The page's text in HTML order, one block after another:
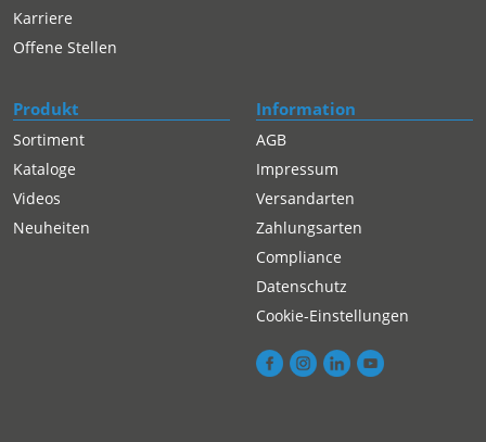
Karriere
Offene Stellen
Produkt
Sortiment
Kataloge
Videos
Neuheiten
Information
AGB
Impressum
Versandarten
Zahlungsarten
Compliance
Datenschutz
Cookie-Einstellungen